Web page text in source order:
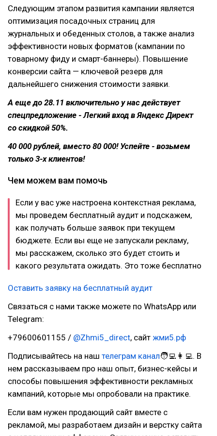
Следующим этапом развития кампании является
оптимизация посадочных страниц для
журнальных и обеденных столов, а также анализ
эффективности новых форматов (кампании по
товарному фиду и смарт-баннеры). Повышение
конверсии сайта — ключевой резерв для
дальнейшего снижения стоимости заявки.
А еще до 28.11 включительно у нас действует
спецпредложение - Легкий вход в Яндекс Директ
со скидкой 50%.
40 000 рублей, вместо 80 000! Успейте - возьмем
только 3-х клиентов!
Чем можем вам помочь
Если у вас уже настроена контекстная реклама,
мы проведем бесплатный аудит и подскажем,
как получать больше заявок при текущем
бюджете. Если вы еще не запускали рекламу,
мы расскажем, сколько это будет стоить и
какого результата ожидать. Это тоже бесплатно
Оставить заявку на бесплатный аудит
Связаться с нами также можете по WhatsApp или
Telegram:
+79600601155 / @Zhmi5_direct, сайт жми5.рф
Подписывайтесь на наш телеграм канал🧑‍💻👩‍💻. В
нем рассказываем про наш опыт, бизнес-кейсы и
способы повышения эффективности рекламных
кампаний, которые мы опробовали на практике.
Если вам нужен продающий сайт вместе с
рекламой, мы разработаем дизайн и верстку сайта